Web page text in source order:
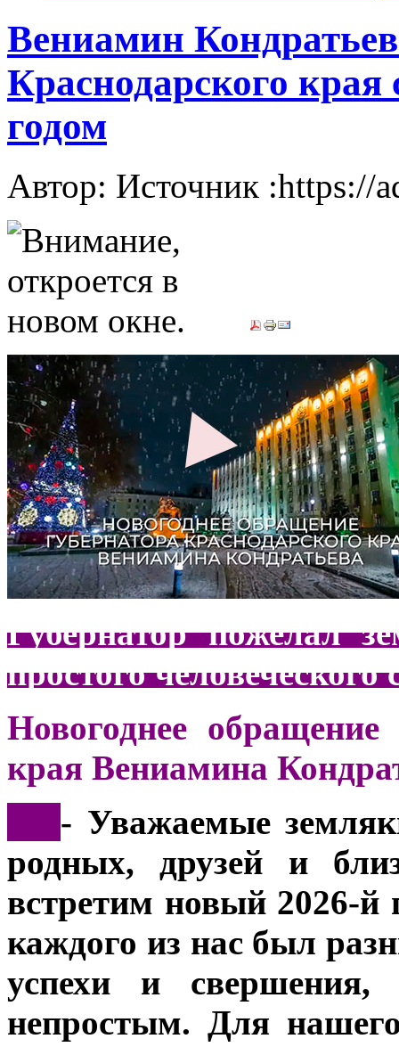
Вениамин
Краснодарского
годом
Автор: Источник :https://
Губернатор пожелал
простого человеческого
Новогоднее обращение
края Вениамина
- Уважаемые
родных, друзей и
встретим новый 2026-й
каждого из нас был
успехи и
непростым. Для